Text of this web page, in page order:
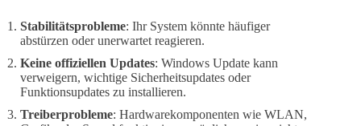
Stabilitätsprobleme: Ihr System könnte häufiger
abstürzen oder unerwartet reagieren.
Keine offiziellen Updates: Windows Update kann
verweigern, wichtige Sicherheitsupdates oder
Funktionsupdates zu installieren.
Treiberprobleme: Hardwarekomponenten wie WLAN,